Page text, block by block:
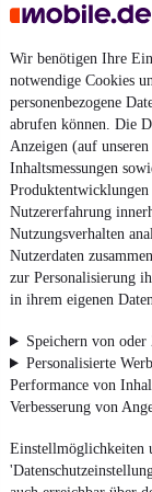
Wir benötigen Ihre
notwendige Cookies
personenbezogene
abrufen können. Die
Anzeigen (auf
Inhaltsmessungen
Nutzererfahrung
Nutzungsverhalten
Nutzerdaten
zur Personalisierung
in ihrem eigenen
Speichern von
Personalisierte
Performance von
Verbesserung von
Einstellmöglichkeiten
MwSt. ausweisbar
4.6 Sterne
Nutze
AGB
Vertrag widerrufen
Erklärung zur